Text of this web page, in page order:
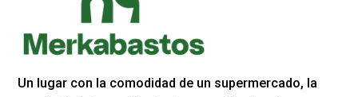
Un lugar con la comodidad de un supermercado, la